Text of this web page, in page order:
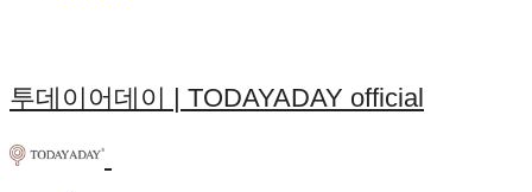
투데이어데이 | TODAYADAY official